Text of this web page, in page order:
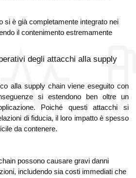
si è già completamente integrato nei
il contenimento estremamente
degli attacchi alla supply
alla supply chain viene eseguito con
si estendono ben oltre un
Poiché questi attacchi si
di fiducia, il loro impatto è spesso
da contenere.
possono causare gravi danni
includendo sia costi immediati che